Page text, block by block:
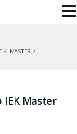
MASTER /
ΙΕΚ Master